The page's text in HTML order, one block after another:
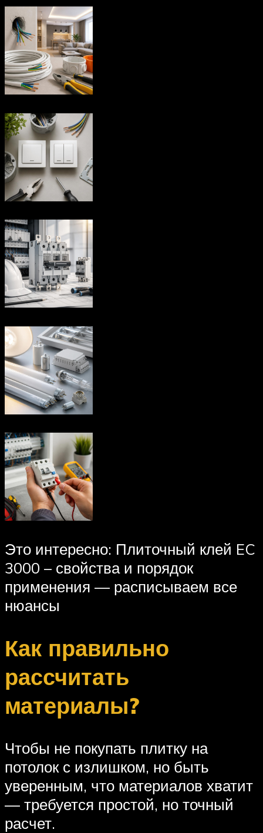
Это интересно: Плиточный клей EC
3000 – свойства и порядок
применения — расписываем все
нюансы
Как правильно
рассчитать
материалы?
Чтобы не покупать плитку на
потолок с излишком, но быть
уверенным, что материалов хватит
— требуется простой, но точный
расчет.